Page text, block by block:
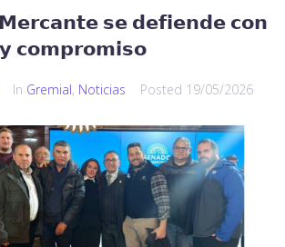
𝘀𝗲 𝗱𝗲𝗳𝗶𝗲𝗻𝗱𝗲 𝗰𝗼𝗻
𝗰𝗼𝗺𝗽𝗿𝗼𝗺𝗶𝘀𝗼
In Gremial, Noticias Posted 19/05/2026